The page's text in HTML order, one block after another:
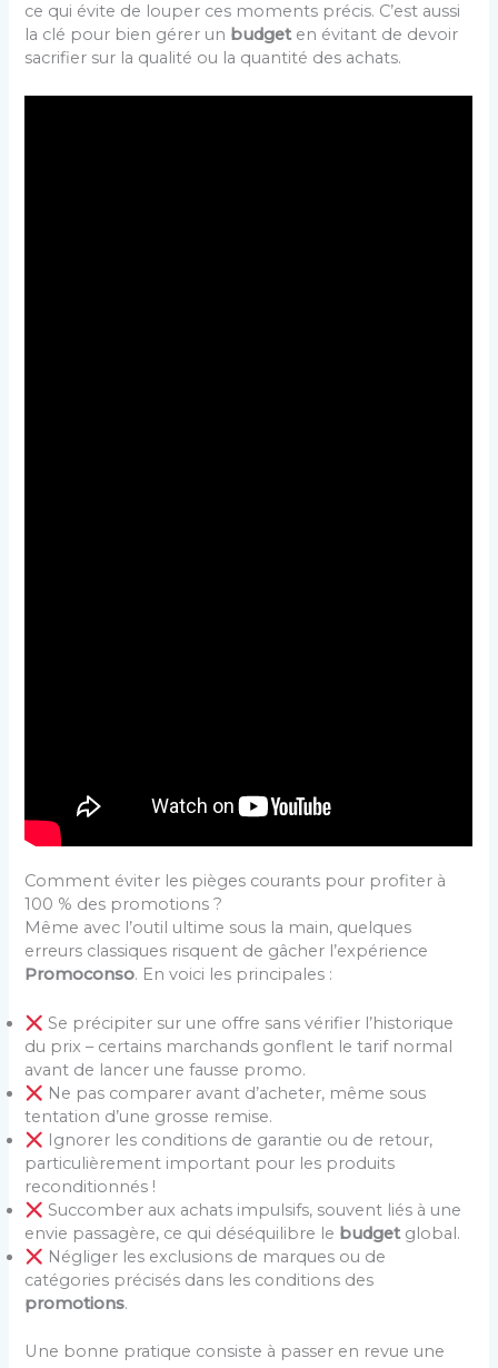
ce qui évite de louper ces moments précis. C’est aussi
la clé pour bien gérer un budgeten évitant de devoir
sacrifier sur la qualité ou la quantité des achats.
Comment éviter les pièges courants pour profiter à
100 % des promotions ?
Même avec l’outil ultime sous la main, quelques
erreurs classiques risquent de gâcher l’expérience
Promoconso. En voici les principales :
Se précipiter sur une offre sans vérifier l’historique
du prix – certains marchands gonflent le tarif normal
avant de lancer une fausse promo.
Ne pas comparer avant d’acheter, même sous
tentation d’une grosse remise.
Ignorer les conditions de garantie ou de retour,
particulièrement important pour les produits
reconditionnés !
Succomber aux achats impulsifs, souvent liés à une
envie passagère, ce qui déséquilibre le budgetglobal.
Négliger les exclusions de marques ou de
catégories précisés dans les conditions des
promotions.
Une bonne pratique consiste à passer en revue une